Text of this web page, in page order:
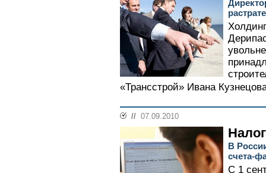
растрате
«Трансстрой» Ивана
// 07.09.2010
В
счета-
С 1